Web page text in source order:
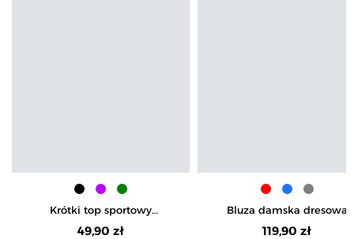
Krótki top sportowy
prążkowany
49,90 zł
Bluza damska dresowa
oversize z kapturem
119,90 zł